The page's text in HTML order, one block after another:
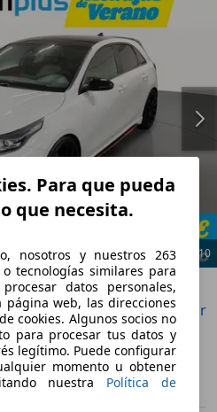
10
Guardar Compartir
07/2021
Para que pueda
que necesita.
nosotros y nuestros 263
tecnologías similares para
datos personales,
página web, las direcciones
cookies. Algunos socios no
para procesar tus datos y
legítimo. Puede configurar
momento u obtener
nuestra Política de